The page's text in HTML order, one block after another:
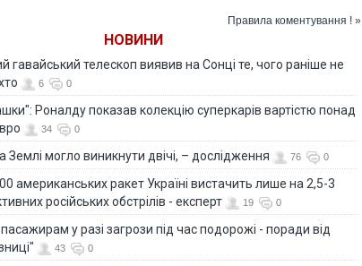
Правила коментування ! »
НОВИНИ
гавайський телескоп виявив на Сонці те, чого раніше не
6 0
Роналду показав колекцію суперкарів вартістю понад
34 0
Землі могло виникнути двічі, – дослідження 76 0
американських ракет Україні вистачить лише на 2,5-3
російських обстрілів - експерт
19 0
пасажирам у разі загрози під час подорожі - поради від
43 0